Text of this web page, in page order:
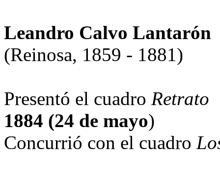
Leandro Calvo Lantarón
(Reinosa, 1859 - 1881)
Presentó el cuadro Retrato
1884 (24 de mayo)
Concurrió con el cuadro